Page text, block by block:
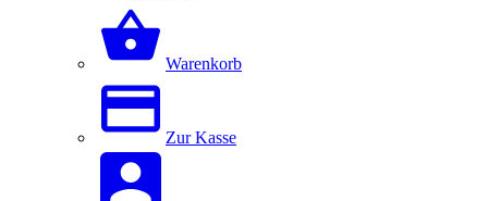
Warenkorb
Zur Kasse